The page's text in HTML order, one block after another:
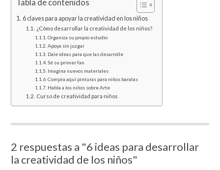
Tabla de contenidos
6 claves para apoyar la creatividad en los niños
¿Cómo desarrollar la creatividad de los niños?
Organiza su propio estudio
Apoya sin juzgar
Dale ideas para que las desarrolle
Sé su primer fan
Imagina nuevos materiales
Compra aquí pinturas para niños baratas
Habla a los niños sobre Arte
Curso de creatividad para niños
2 respuestas a "6 ideas para desarrollar
la creatividad de los niños"